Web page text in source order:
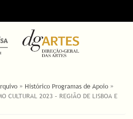
» Histórico Programas de Apoio »
CULTURAL 2023 – REGIÃO DE LISBOA E